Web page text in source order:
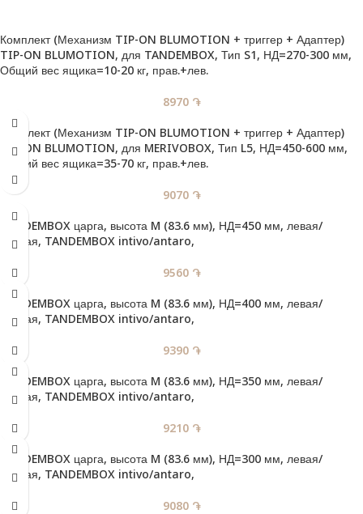
Комплект (Механизм TIP-ON BLUMOTION + триггер + Адаптер)
TIP-ON BLUMOTION, для TANDEMBOX, Тип S1, НД=270-300 мм,
Общий вес ящика=10-20 кг, прав.+лев.
8970 ֏
Комплект (Механизм TIP-ON BLUMOTION + триггер + Адаптер)
TIP-ON BLUMOTION, для MERIVOBOX, Тип L5, НД=450-600 мм,
Общий вес ящика=35-70 кг, прав.+лев.
9070 ֏
TANDEMBOX царга, высота M (83.6 мм), НД=450 мм, левая/
правая, TANDEMBOX intivo/antaro,
9560 ֏
TANDEMBOX царга, высота M (83.6 мм), НД=400 мм, левая/
правая, TANDEMBOX intivo/antaro,
9390 ֏
TANDEMBOX царга, высота M (83.6 мм), НД=350 мм, левая/
правая, TANDEMBOX intivo/antaro,
9210 ֏
TANDEMBOX царга, высота M (83.6 мм), НД=300 мм, левая/
правая, TANDEMBOX intivo/antaro,
9080 ֏